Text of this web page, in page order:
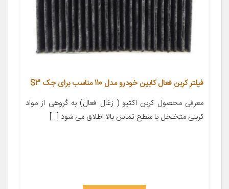
فیلتر کربن فعال کابین خودرو مدل 110 مناسب برای جک S3
معرفی محصول کربن اکتیو ( زغال فعال) به گروهی از مواد
کربنی متخلخل با سطح تماس بالا اطلاق می شود […]